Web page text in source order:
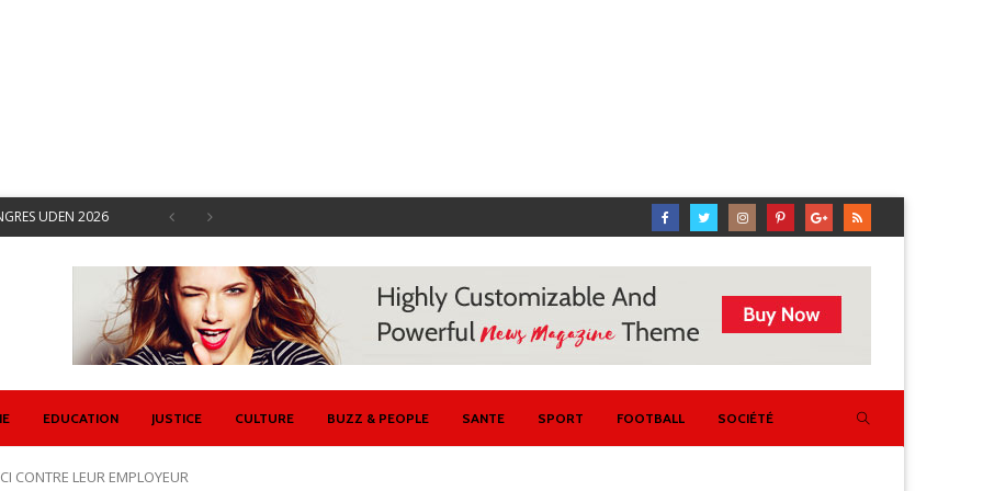
UDEN 2026
SYNDICALES AVRIL
CONTRE ETAT
SE DOTE D’UN
EDUCATION JUSTICE CULTURE BUZZ & PEOPLE SANTE SPORT FOOTBALL SOCIÉTÉ
CONTRE LEUR EMPLOYEUR